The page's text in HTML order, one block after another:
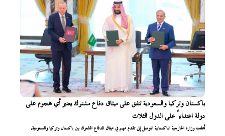
باكستان وتركيا والسعودية تتفق على ميثاق دفاع مشترك يعتبر أي هجوم على
دولة اعتداءً على الدول الثلاث
أعلنت وزارة الخارجية الباكستانية التوصل إلى تقدم مهم في ميثاق الدفاع المشترك بين باكستان وتركيا والسعودية،